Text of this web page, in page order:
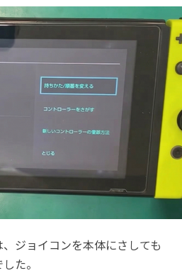
ジョイコンを本体にさしても
た。